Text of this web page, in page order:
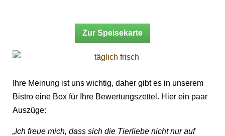
Zur Speisekarte
Ihre Meinung ist uns wichtig, daher gibt es in unserem
Bistro eine Box für Ihre Bewertungszettel. Hier ein paar
Auszüge:
„Ich freue mich, dass sich die Tierliebe nicht nur auf